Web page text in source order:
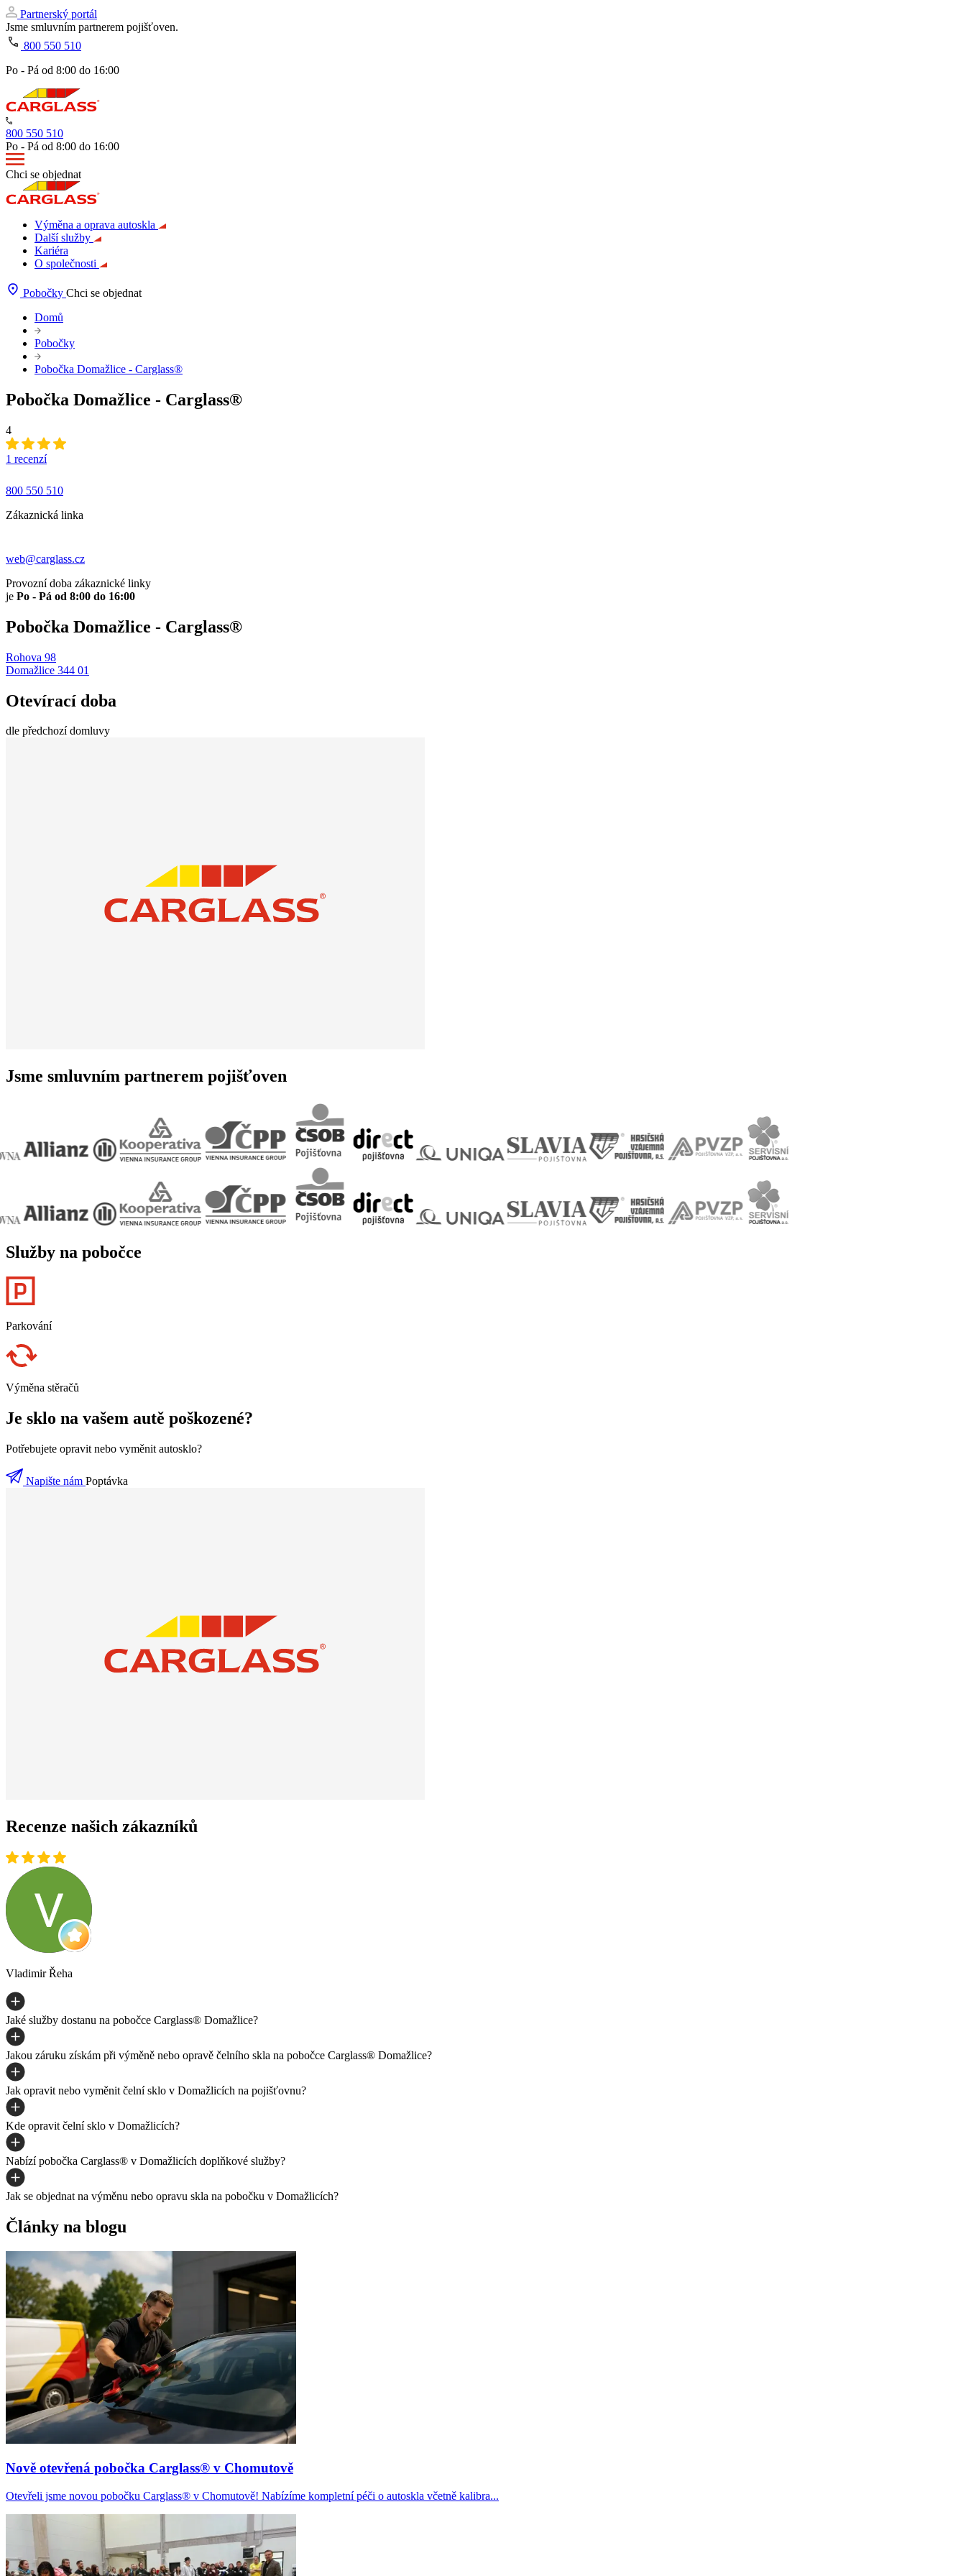
Partnerský portál
Jsme smluvním partnerem pojišťoven.
800 550 510
Po - Pá od 8:00 do 16:00
800 550 510
Po - Pá od 8:00 do 16:00
Chci se objednat
Výměna a oprava autoskla
Další služby
Kariéra
O společnosti
Pobočky Chci se objednat
Domů
Pobočky
Pobočka Domažlice - Carglass®
Pobočka Domažlice - Carglass®
4
1 recenzí
800 550 510
Zákaznická linka
web@carglass.cz
Provozní doba zákaznické linky
je Po - Pá od 8:00 do 16:00
Pobočka Domažlice - Carglass®
Rohova 98
Domažlice 344 01
Otevírací doba
dle předchozí domluvy
Jsme smluvním partnerem pojišťoven
Služby na pobočce
Parkování
Výměna stěračů
Je sklo na vašem autě poškozené?
Potřebujete opravit nebo vyměnit autosklo?
Napište nám Poptávka
Recenze našich zákazníků
Vladimir Řeha
Jaké služby dostanu na pobočce Carglass® Domažlice?
Jakou záruku získám při výměně nebo opravě čelního skla na pobočce Carglass® Domažlice?
Jak opravit nebo vyměnit čelní sklo v Domažlicích na pojišťovnu?
Kde opravit čelní sklo v Domažlicích?
Nabízí pobočka Carglass® v Domažlicích doplňkové služby?
Jak se objednat na výměnu nebo opravu skla na pobočku v Domažlicích?
Články na blogu
Nově otevřená pobočka Carglass® v Chomutově
Otevřeli jsme novou pobočku Carglass® v Chomutově! Nabízíme kompletní péči o autoskla včetně kalibra...